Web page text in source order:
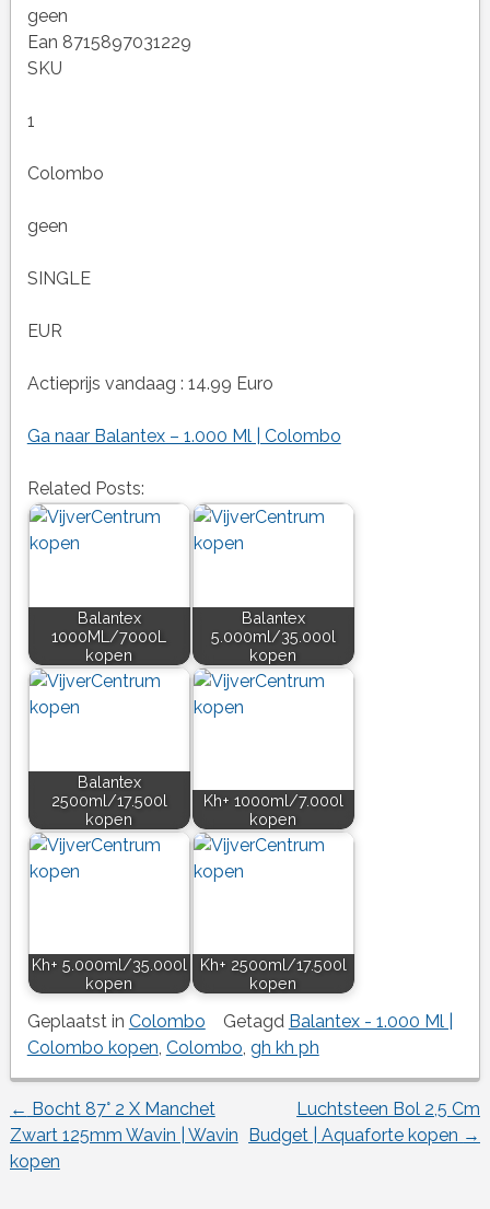
geen
Ean 8715897031229
SKU
1
Colombo
geen
SINGLE
EUR
Actieprijs vandaag : 14.99 Euro
Ga naar Balantex – 1.000 Ml | Colombo
Related Posts:
Balantex
1000ML/7000L
kopen
Balantex
5.000ml/35.000l
kopen
Balantex
2500ml/17.500l
kopen
Kh+ 1000ml/7.000l
kopen
Kh+ 5.000ml/35.000l
kopen
Kh+ 2500ml/17.500l
kopen
Geplaatst in Colombo Getagd Balantex - 1.000 Ml |
Colombo kopen Colombo gh kh ph
Berichtnavigatie
← Bocht 87° 2 X Manchet
Zwart 125mm Wavin | Wavin
kopen
Luchtsteen Bol 2,5 Cm
Budget | Aquaforte kopen →